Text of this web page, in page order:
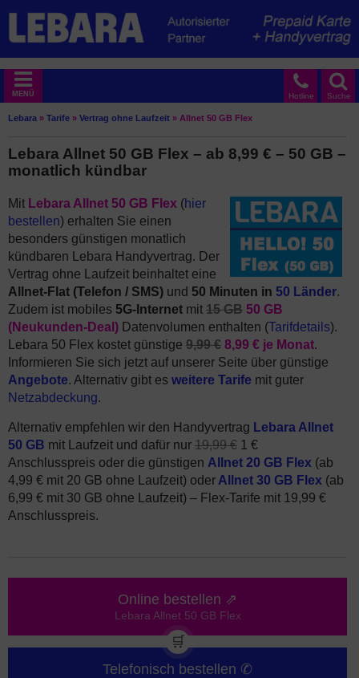
Suche
Hotline
MENÜ
Lebara » Tarife » Vertrag ohne Laufzeit » Allnet 50 GB Flex
Lebara Allnet 50 GB Flex – ab 8,99 € – 50 GB –
monatlich kündbar
Mit Lebara Allnet 50 GB Flex (hier
bestellen) erhalten Sie einen
besonders günstigen monatlich
kündbaren Lebara Handyvertrag. Der
Vertrag ohne Laufzeit beinhaltet eine
Allnet-Flat (Telefon / SMS) und 50 Minuten in 50 Länder.
Zudem ist mobiles 5G-Internet mit 15 GB 50 GB
(Neukunden-Deal) Datenvolumen enthalten (Tarifdetails).
Lebara 50 Flex kostet günstige 9,99 € 8,99 € je Monat.
Informieren Sie sich jetzt auf unserer Seite über günstige
Angebote. Alternativ gibt es weitere Tarife mit guter
Netzabdeckung.
Alternativ empfehlen wir den Handyvertrag Lebara Allnet
50 GB mit Laufzeit und dafür nur 19,99 € 1 €
Anschlusspreis oder die günstigen Allnet 20 GB Flex (ab
4,99 € mit 20 GB ohne Laufzeit) oder Allnet 30 GB Flex (ab
6,99 € mit 30 GB ohne Laufzeit) – Flex-Tarife mit 19,99 €
Anschlusspreis.
Online bestellen ⇗
Lebara Allnet 50 GB Flex
🛒
Telefonisch bestellen ✆